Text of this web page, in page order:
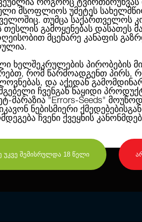
როგორც ტვირთბრუნვას
მსოფლიოს უმეტეს
თუმცა საქართველოს
თესლის გამოყენებას დასათეს
მცენარე კანაფის
ხელშეკრულების პირობების
რომ წარმოადგენთ პირს,
და აქედან
ჩვენგან ნაყიდი
მარაზია "Errors-Seeds"
ნებისმიერი
ჩვენი ქვეყნის
დიახ, მე უკვე შემისრულდა 18 წელი
Материнская
Haze,сплошная
Элитный клон
HTAF F1
Выбранное
сативы/тай,
В итоге
вас ароматом
Хай стрейна
Поделится в